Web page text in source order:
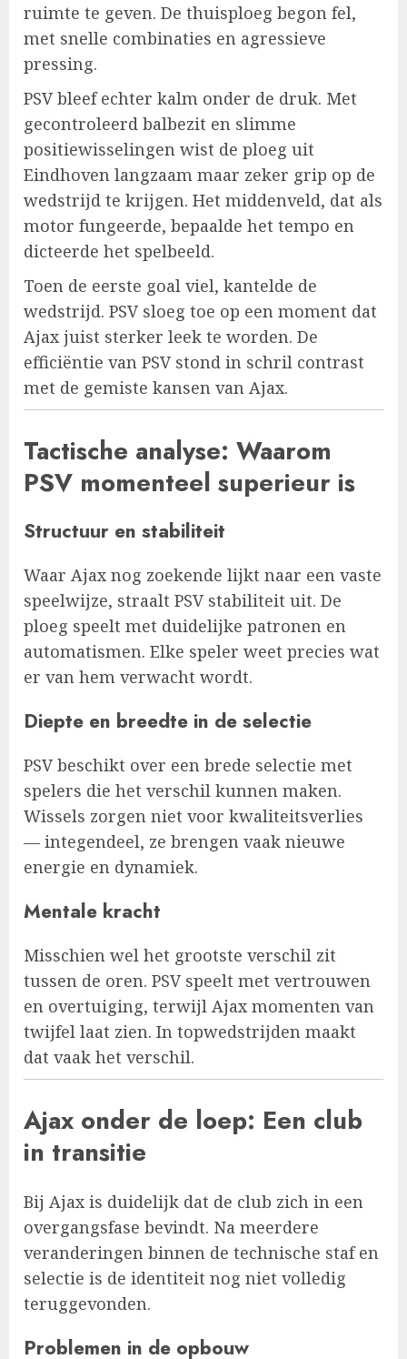
ruimte te geven. De thuisploeg begon fel,
met snelle combinaties en agressieve
pressing.
PSV bleef echter kalm onder de druk. Met
gecontroleerd balbezit en slimme
positiewisselingen wist de ploeg uit
Eindhoven langzaam maar zeker grip op de
wedstrijd te krijgen. Het middenveld, dat als
motor fungeerde, bepaalde het tempo en
dicteerde het spelbeeld.
Toen de eerste goal viel, kantelde de
wedstrijd. PSV sloeg toe op een moment dat
Ajax juist sterker leek te worden. De
efficiëntie van PSV stond in schril contrast
met de gemiste kansen van Ajax.
Tactische analyse: Waarom
PSV momenteel superieur is
Structuur en stabiliteit
Waar Ajax nog zoekende lijkt naar een vaste
speelwijze, straalt PSV stabiliteit uit. De
ploeg speelt met duidelijke patronen en
automatismen. Elke speler weet precies wat
er van hem verwacht wordt.
Diepte en breedte in de selectie
PSV beschikt over een brede selectie met
spelers die het verschil kunnen maken.
Wissels zorgen niet voor kwaliteitsverlies
— integendeel, ze brengen vaak nieuwe
energie en dynamiek.
Mentale kracht
Misschien wel het grootste verschil zit
tussen de oren. PSV speelt met vertrouwen
en overtuiging, terwijl Ajax momenten van
twijfel laat zien. In topwedstrijden maakt
dat vaak het verschil.
Ajax onder de loep: Een club
in transitie
Bij Ajax is duidelijk dat de club zich in een
overgangsfase bevindt. Na meerdere
veranderingen binnen de technische staf en
selectie is de identiteit nog niet volledig
teruggevonden.
Problemen in de opbouw